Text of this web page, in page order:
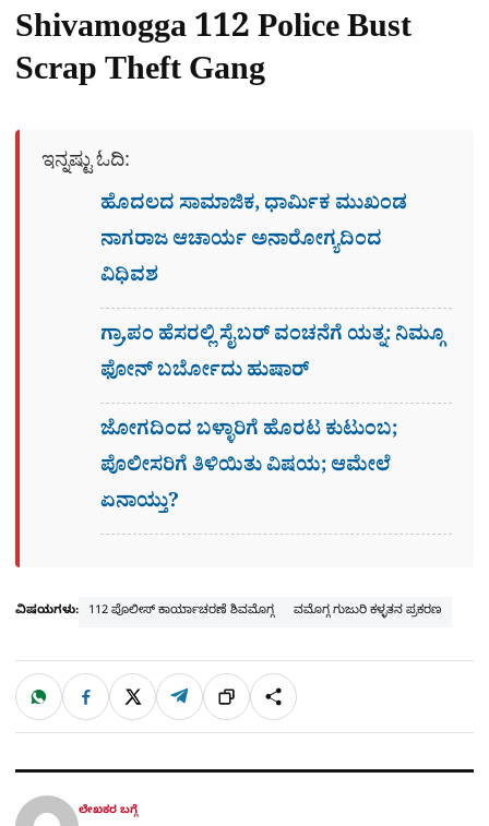
Shivamogga 112 Police Bust
Scrap Theft Gang
ಇನ್ನಷ್ಟು ಓದಿ:
ಹೊದಲದ ಸಾಮಾಜಿಕ, ಧಾರ್ಮಿಕ ಮುಖಂಡ
ನಾಗರಾಜ ಆಚಾರ್ಯ ಅನಾರೋಗ್ಯದಿಂದ
ವಿಧಿವಶ
ಗ್ರಾ,ಪಂ ಹೆಸರಲ್ಲಿ ಸೈಬ‌ರ್ ವಂಚನೆಗೆ ಯತ್ನ: ನಿಮ್ಗೂ
ಫೋನ್​ ಬರ್ಬೋದು ಹುಷಾರ್​​
ಜೋಗದಿಂದ ಬಳ್ಳಾರಿಗೆ ಹೊರಟ ಕುಟುಂಬ;
ಪೊಲೀಸರಿಗೆ ತಿಳಿಯಿತು ವಿಷಯ; ಆಮೇಲೆ
ಏನಾಯ್ತು?
ವಿಷಯಗಳು: 112 ಪೊಲೀಸ್ ಕಾರ್ಯಾಚರಣೆ ಶಿವಮೊಗ್ಗ ವಮೊಗ್ಗ ಗುಜುರಿ ಕಳ್ಳತನ ಪ್ರಕರಣ
ಹಂಚಿಕೊಳ್ಳಿ
W
a
t
p
F
c
e
o
X T
l
e
a
ಲಿಂ
ಕ್
S
h
a
ಲೇಖಕರ ಬಗ್ಗೆ